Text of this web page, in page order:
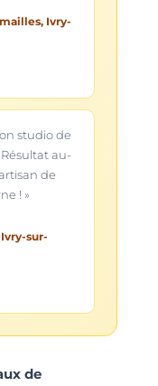
Ivry-
studio de
au-
de
! »
sur-
de